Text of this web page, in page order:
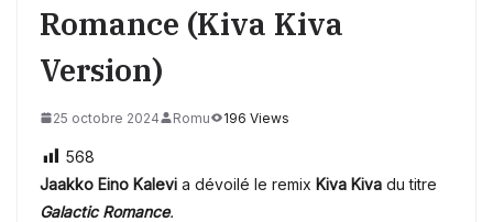
Romance (Kiva Kiva
Version)
25 octobre 2024 Romu 196 Views
568
Jaakko Eino Kalevi a dévoilé le remix Kiva Kiva du titre
Galactic Romance.